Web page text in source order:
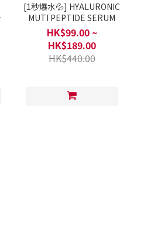
[1秒爆水💦] HYALURONIC
MUTI PEPTIDE SERUM
HK$99.00 ~
HK$189.00
HK$440.00